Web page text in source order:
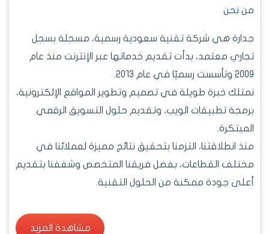
من نحن
جدارة هي شركة تقنية سعودية رسمية، مسجلة بسجل
تجاري معتمد، بدأت تقديم خدماتها عبر الإنترنت منذ عام
2009 وتأسست رسميًا في عام 2013.
نمتلك خبرة طويلة في تصميم وتطوير المواقع الإلكترونية،
برمجة تطبيقات الويب، وتقديم حلول التسويق الرقمي
المبتكرة.
منذ انطلاقتنا، التزمنا بتحقيق نتائج مميزة لعملائنا في
مختلف القطاعات، بفضل فريقنا المتخصص وشغفنا بتقديم
أعلى جودة ممكنة من الحلول التقنية.
مشاهدة المزيد
مشاهدة المزيد